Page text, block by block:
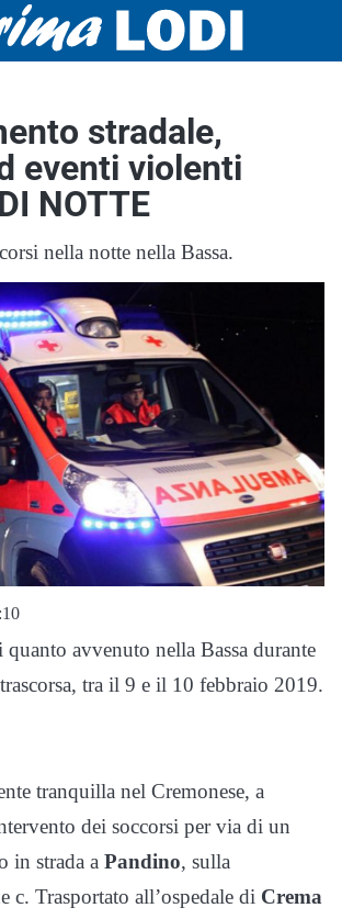
stradale,
eventi violenti
NOTTE
nella notte nella Bassa.
avvenuto nella Bassa durante
tra il 9 e il 10 febbraio 2019.
tranquilla nel Cremonese, a
dei soccorsi per via di un
in strada a Pandino, sulla
c. Trasportato all’ospedale di Crema